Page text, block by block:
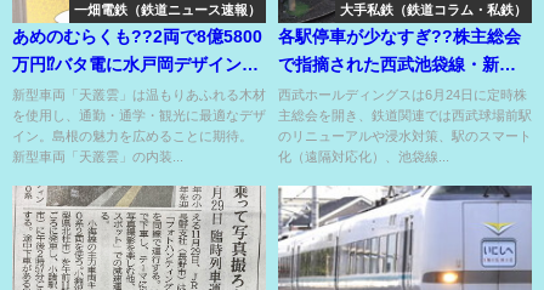
一畑電鉄（鉄道ニュース速報）
あめのむらくも??2両で8億5800
万円⁉バタ電に水戸岡デザイン車
両が今秋デビュー⁉
新型車両「天叢雲」は温もりあふれる木材
を使用し、通勤・通学・観光に最適なデザ
イン。島根の魅力を広めることに期待。
新型車両「天叢雲」の内装...
大手私鉄（鉄道コラム・私鉄）
各駅停車が少なすぎ??株主総会
で指摘された西武池袋線・新宿
線の不満も…
西武ホールディングスは6月24日に定時株
主総会を開き、鉄道関連では西武球場前駅
のリニューアルや浸水対策、駅のスマート
化（遠隔対応化）、池袋線...